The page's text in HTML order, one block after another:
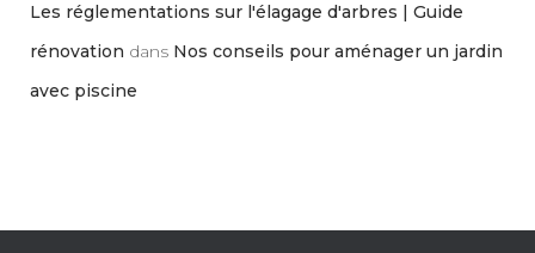
Les réglementations sur l'élagage d'arbres | Guide
rénovation dans Nos conseils pour aménager un jardin
avec piscine